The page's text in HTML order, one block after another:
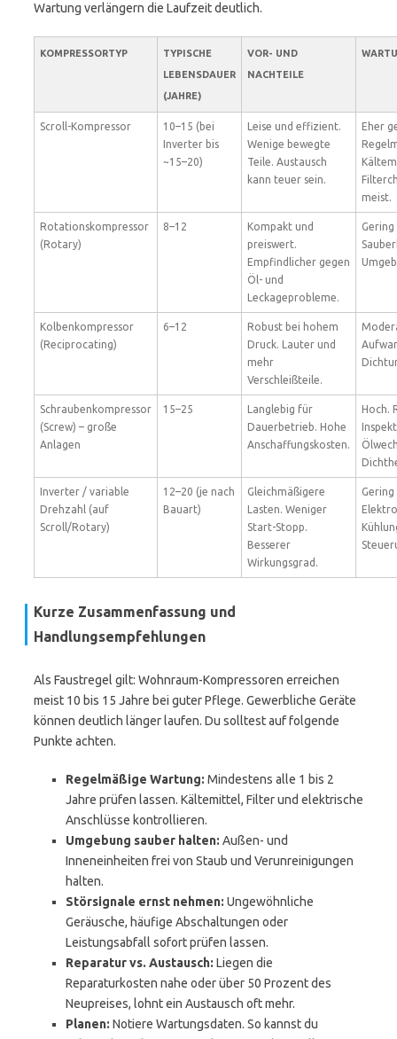
Wartung verlängern die Laufzeit deutlich.
KOMPRESSORTYP
TYPISCHE
LEBENSDAUER
(JAHRE)
VOR- UND
NACHTEILE
Scroll-Kompressor
10–15 (bei
Inverter bis
~15–20)
Leise und effizient.
Wenige bewegte
Teile. Austausch
kann teuer sein.
Eher
meist.
Rotationskompressor
(Rotary)
8–12
Kompakt und
preiswert.
Empfindlicher gegen
Öl- und
Leckageprobleme.
Kolbenkompressor
(Reciprocating)
6–12
Robust bei hohem
Druck. Lauter und
mehr
Verschleißteile.
Schraubenkompressor
(Screw) – große
Anlagen
15–25
Langlebig für
Dauerbetrieb. Hohe
Anschaffungskosten.
Hoch.
Inverter / variable
Drehzahl (auf
Scroll/Rotary)
12–20 (je nach
Bauart)
Gleichmäßigere
Lasten. Weniger
Start-Stopp.
Besserer
Wirkungsgrad.
Kurze Zusammenfassung und
Handlungsempfehlungen
Als Faustregel gilt: Wohnraum-Kompressoren erreichen
meist 10 bis 15 Jahre bei guter Pflege. Gewerbliche Geräte
können deutlich länger laufen. Du solltest auf folgende
Punkte achten.
Regelmäßige Wartung: Mindestens alle 1 bis 2
Jahre prüfen lassen. Kältemittel, Filter und elektrische
Anschlüsse kontrollieren.
Umgebung sauber halten: Außen- und
Inneneinheiten frei von Staub und Verunreinigungen
halten.
Störsignale ernst nehmen: Ungewöhnliche
Geräusche, häufige Abschaltungen oder
Leistungsabfall sofort prüfen lassen.
Reparatur vs. Austausch: Liegen die
Reparaturkosten nahe oder über 50 Prozent des
Neupreises, lohnt ein Austausch oft mehr.
Planen: Notiere Wartungsdaten. So kannst du